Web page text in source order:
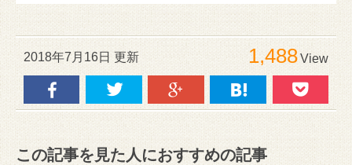
2018年7月16日 更新 1,488View
この記事を見た人におすすめの記事